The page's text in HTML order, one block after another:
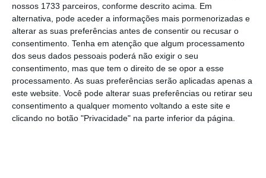
nossos 1733 parceiros, conforme descrito acima. Em
alternativa, pode aceder a informações mais pormenorizadas e
alterar as suas preferências antes de consentir ou recusar o
consentimento. Tenha em atenção que algum processamento
dos seus dados pessoais poderá não exigir o seu
consentimento, mas que tem o direito de se opor a esse
processamento. As suas preferências serão aplicadas apenas a
este website. Você pode alterar suas preferências ou retirar seu
consentimento a qualquer momento voltando a este site e
clicando no botão "Privacidade" na parte inferior da página.
também noutros criados por diversas
entidades;
Novos riscos implicam a criação de novos
produtos:a forma como as normas
sociais e culturais evoluem — desde a
relevância dos valores ESGaté aos
temas associados a dados pessoais e ao